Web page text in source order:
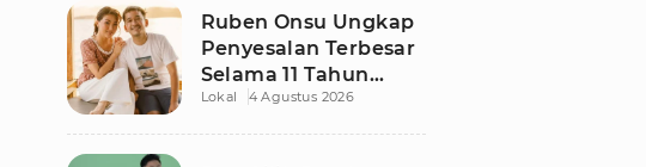
Ruben Onsu Ungkap
Penyesalan Terbesar
Selama 11 Tahun
Nikahi Sarwendah
Lokal 4 Agustus 2026